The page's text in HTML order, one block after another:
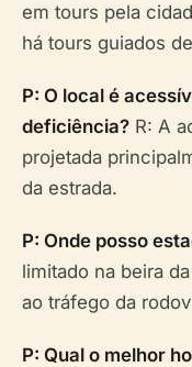
em tours pela
há tours guiados
P: O local é
deficiência? R: A
projetada
da estrada.
P: Onde posso
limitado na beira
ao tráfego da
P: Qual o melhor